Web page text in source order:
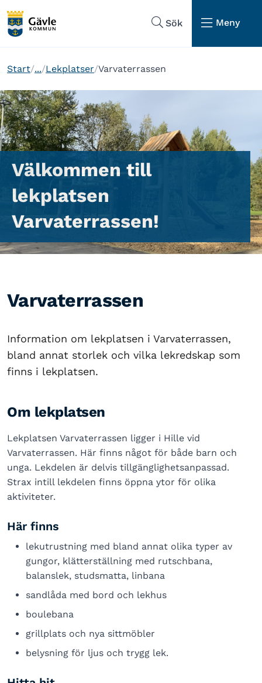
Sök
Meny
Start ... Lekplatser Varvaterrassen
Välkommen till
lekplatsen
Varvaterrassen!
Varvaterrassen
Information om lekplatsen i Varvaterrassen,
bland annat storlek och vilka lekredskap som
finns i lekplatsen.
Om lekplatsen
Lekplatsen Varvaterrassen ligger i Hille vid
Varvaterrassen. Här finns något för både barn och
unga. Lekdelen är delvis tillgänglighetsanpassad.
Strax intill lekdelen finns öppna ytor för olika
aktiviteter.
Här finns
lekutrustning med bland annat olika typer av
gungor, klätterställning med rutschbana,
balanslek, studsmatta, linbana
sandlåda med bord och lekhus
boulebana
grillplats och nya sittmöbler
belysning för ljus och trygg lek.